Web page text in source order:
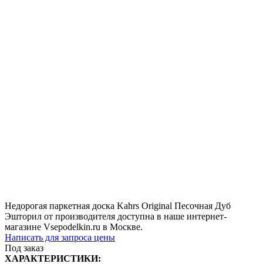
Недорогая паркетная доска Kahrs Original Песочная Дуб
Эшторил от производителя доступна в наше интернет-
магазине Vsepodelkin.ru в Москве.
Написать для запроса цены
Под заказ
ХАРАКТЕРИСТИКИ: